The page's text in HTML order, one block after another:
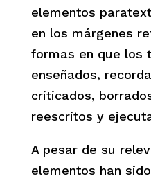
elementos
en los márgenes
formas en que los
enseñados,
criticados,
reescritos y
A pesar de su
elementos han